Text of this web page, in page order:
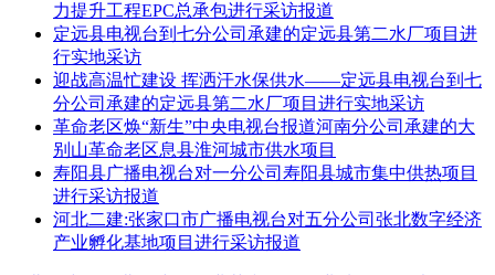
力提升工程EPC总承包进行采访报道
定远县电视台到七分公司承建的定远县第二水厂项目进
行实地采访
迎战高温忙建设 挥洒汗水保供水——定远县电视台到七
分公司承建的定远县第二水厂项目进行实地采访
革命老区焕“新生”中央电视台报道河南分公司承建的大
别山革命老区息县淮河城市供水项目
寿阳县广播电视台对一分公司寿阳县城市集中供热项目
进行采访报道
河北二建:张家口市广播电视台对五分公司张北数字经济
产业孵化基地项目进行采访报道